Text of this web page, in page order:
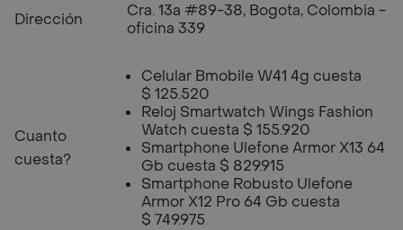
Dirección
Cra. 13a #89-38, Bogota, Colombia -
oficina 339
Cuanto
cuesta?
Celular Bmobile W41 4g cuesta
$ 125.520
Reloj Smartwatch Wings Fashion
Watch cuesta $ 155.920
Smartphone Ulefone Armor X13 64
Gb cuesta $ 829.915
Smartphone Robusto Ulefone
Armor X12 Pro 64 Gb cuesta
$ 749.975